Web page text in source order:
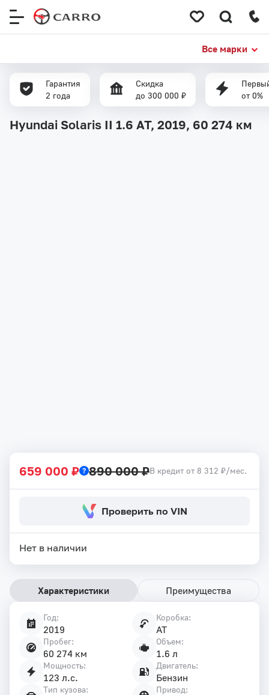
Все марки
Гарантия
2 года
Скидка
до 300 000 ₽
от 0%
Hyundai Solaris II 1.6 AT, 2019, 60 274 км
659 000 ₽ 890 000 ₽В кредит от 8 312 ₽/мес.
Проверить по VIN
Нет в наличии
Характеристики Преимущества
Год:
2019
Коробка:
AT
Пробег:
60 274 км
Объем:
1.6 л
Мощность:
123 л.с.
Двигатель:
Бензин
Тип кузова: Привод: